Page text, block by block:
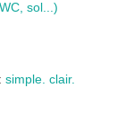
sol...)
simple. clair.